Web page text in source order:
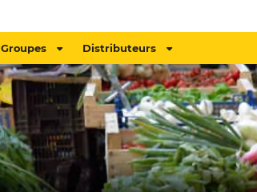
Groupes Distributeurs